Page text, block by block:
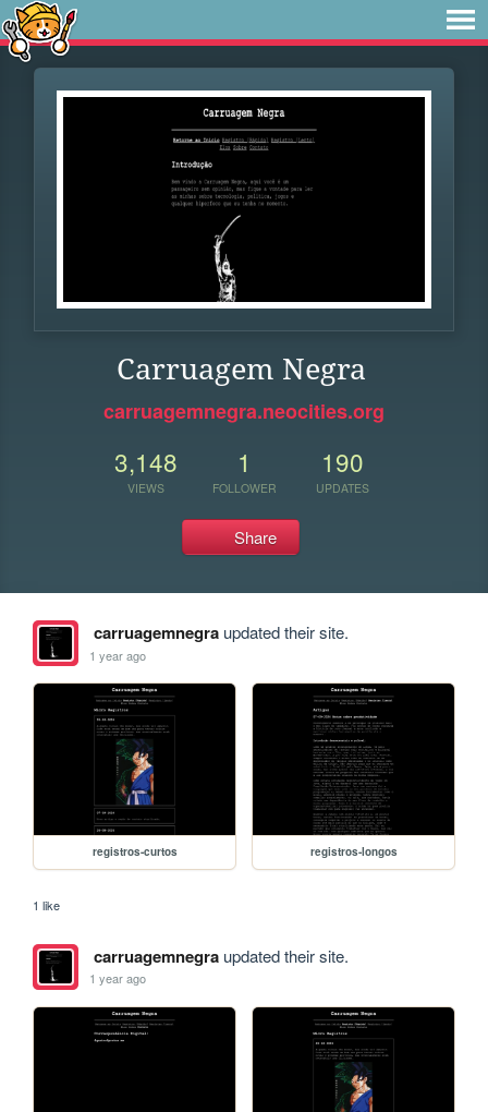
Carruagem Negra
carruagemnegra.neocities.org
3,148
VIEWS
1
FOLLOWER
190
UPDATES
Share
carruagemnegraupdated their site.
1 year ago
registros-curtos registros-longos
1 like
carruagemnegraupdated their site.
1 year ago